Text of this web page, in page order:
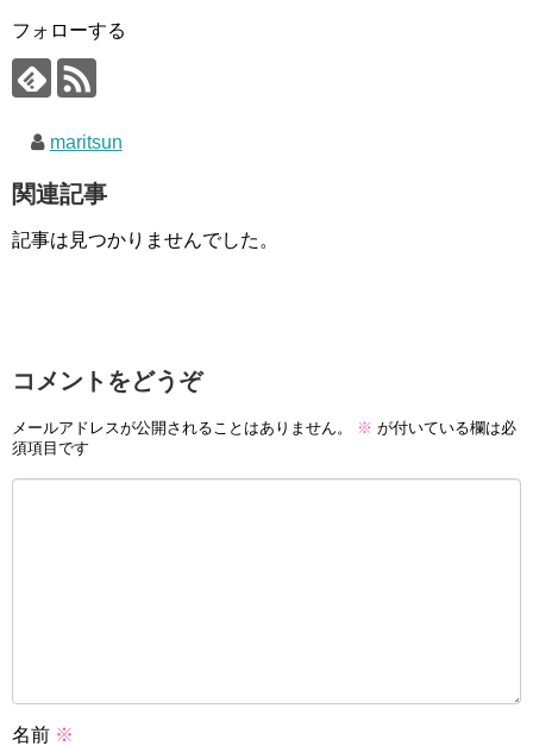
フォローする
maritsun
関連記事
記事は見つかりませんでした。
コメントをどうぞ
メールアドレスが公開されることはありません。 ※ が付いている欄は必
須項目です
名前 ※